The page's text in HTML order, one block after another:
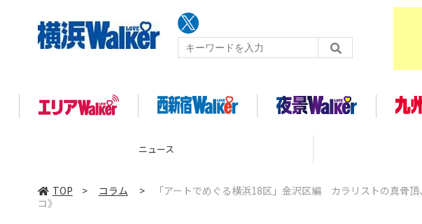
ニュース
TOP > コラム >
「アートでめぐる横浜18区」金沢区編 カラリストの真骨
コ》